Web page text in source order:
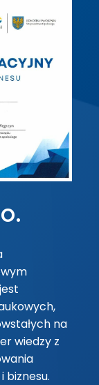
na
wiedzy z
biznesu.